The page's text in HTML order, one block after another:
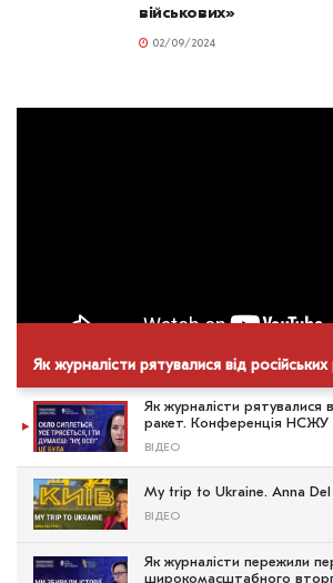
військових»
02/09/2024
Як журналісти рятувалися
ракет. Конференція НСЖУ
ВІДЕО
My trip to Ukraine. Anna Del
ВІДЕО
Як журналісти пережили
широкомасштабного